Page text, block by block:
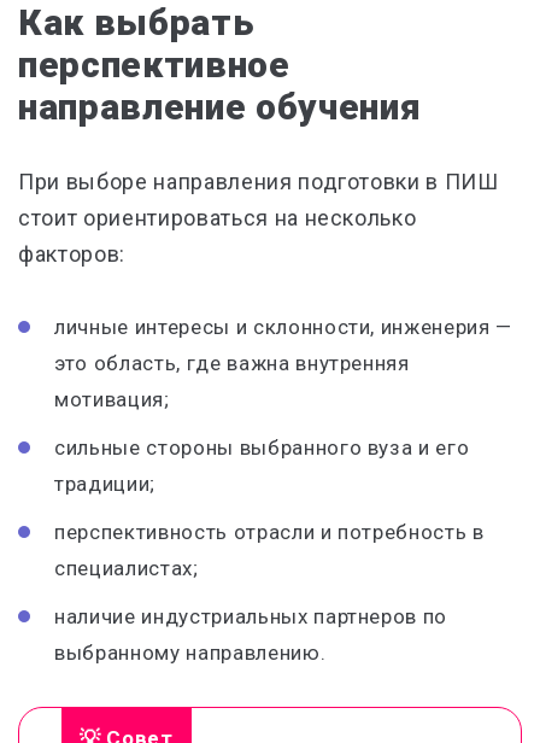
Как выбрать
перспективное
направление обучения
При выборе направления подготовки в ПИШ
стоит ориентироваться на несколько
факторов:
личные интересы и склонности, инженерия —
это область, где важна внутренняя
мотивация;
сильные стороны выбранного вуза и его
традиции;
перспективность отрасли и потребность в
специалистах;
наличие индустриальных партнеров по
выбранному направлению.